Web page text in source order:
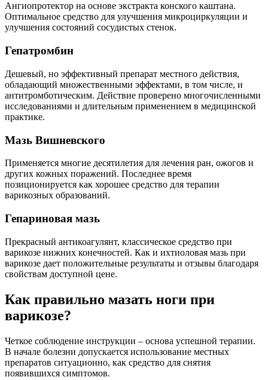
Ангиопротектор на основе экстракта конского каштана.
Оптимальное средство для улучшения микроциркуляции и
улучшения состояний сосудистых стенок.
Гепатромбин
Дешевый, но эффективный препарат местного действия,
обладающий множественными эффектами, в том числе, и
антитромботическим. Действие проверено многочисленными
исследованиями и длительным применением в медицинской
практике.
Мазь Вишневского
Применяется многие десятилетия для лечения ран, ожогов и
других кожных поражений. Последнее время
позиционируется как хорошее средство для терапии
варикозных образований.
Гепариновая мазь
Прекрасный антикоагулянт, классическое средство при
варикозе нижних конечностей. Как и ихтиоловая мазь при
варикозе дает положительные результаты и отзывы благодаря
свойствам доступной цене.
Как правильно мазать ноги при
варикозе?
Четкое соблюдение инструкции – основа успешной терапии.
В начале болезни допускается использование местных
препаратов ситуационно, как средство для снятия
появившихся симптомов.